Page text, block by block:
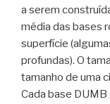
a serem
média das bases
superfície
profundas). O
tamanho de uma
Cada base